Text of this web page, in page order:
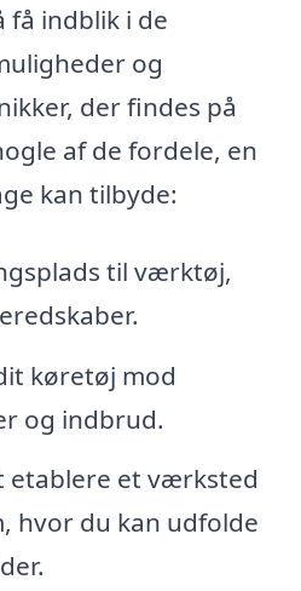
få indblik i de
og
der findes på
af de fordele, en
kan tilbyde:
til værktøj,
køretøj mod
og indbrud.
etablere et værksted
hvor du kan udfolde